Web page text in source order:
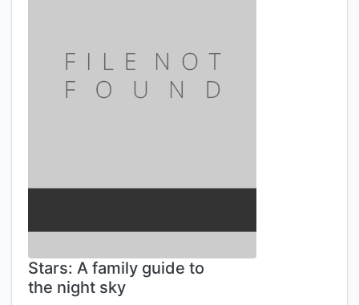
Stars: A family guide to
the night sky